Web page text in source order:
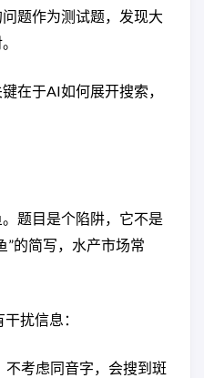
题作为测试题，发现大
在于AI如何展开搜索，
题目是个陷阱，它不是
”的简写，水产市场常
扰信息：
不考虑同音字，会搜到斑